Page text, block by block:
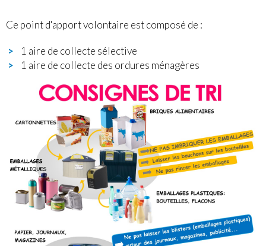
Ce point d'apport volontaire est composé de :
1 aire de collecte sélective
1 aire de collecte des ordures ménagères